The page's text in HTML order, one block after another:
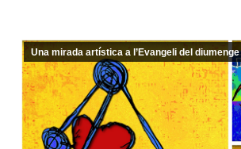
Una mirada artística a l’Evangeli del diumenge